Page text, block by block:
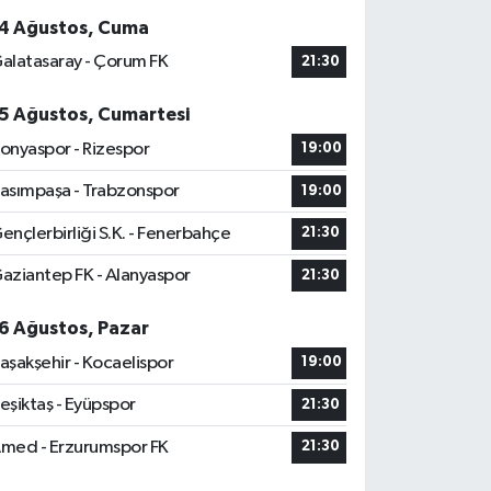
Ağustos, Cuma
- Çorum FK
21:30
Ağustos, Cumartesi
- Rizespor
19:00
- Trabzonspor 19:00
S.K. - Fenerbahçe 21:30
FK - Alanyaspor 21:30
Ağustos, Pazar
- Kocaelispor
19:00
- Eyüpspor 21:30
- Erzurumspor FK 21:30